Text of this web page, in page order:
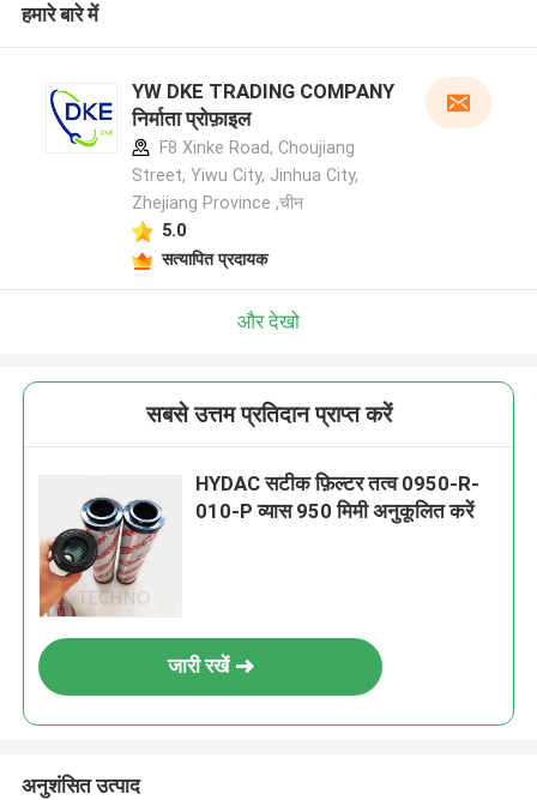
हमारे बारे में
YW DKE TRADING COMPANY
निर्माता प्रोफ़ाइल
F8 Xinke Road, Choujiang
Street, Yiwu City, Jinhua City,
Zhejiang Province ,चीन
5.0
सत्यापित प्रदायक
और देखो
सबसे उत्तम प्रतिदान प्राप्त करें
HYDAC सटीक फ़िल्टर तत्व 0950-R-
010-P व्यास 950 मिमी अनुकूलित करें
जारी रखें
अनुशंसित उत्पाद